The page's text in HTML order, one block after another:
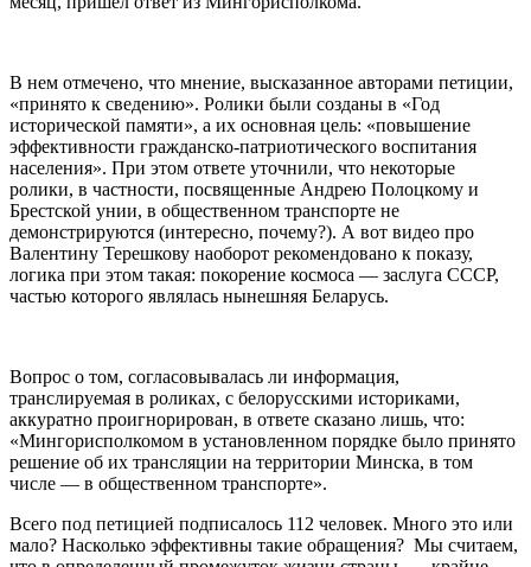
В нем отмечено, что мнение, высказанное авторами петиции,
«принято к сведению». Ролики были созданы в «Год
исторической памяти», а их основная цель: «повышение
эффективности гражданско-патриотического воспитания
населения». При этом ответе уточнили, что некоторые
ролики, в частности, посвященные Андрею Полоцкому и
Брестской унии, в общественном транспорте не
демонстрируются (интересно, почему?). А вот видео про
Валентину Терешкову наоборот рекомендовано к показу,
логика при этом такая: покорение космоса — заслуга СССР,
частью которого являлась нынешняя Беларусь.
Вопрос о том, согласовывалась ли информация,
транслируемая в роликах, с белорусскими историками,
аккуратно проигнорирован, в ответе сказано лишь, что:
«Мингорисполкомом в установленном порядке было принято
решение об их трансляции на территории Минска, в том
числе — в общественном транспорте».
Всего под петицией подписалось 112 человек. Много это или
мало? Насколько эффективны такие обращения? Мы считаем,